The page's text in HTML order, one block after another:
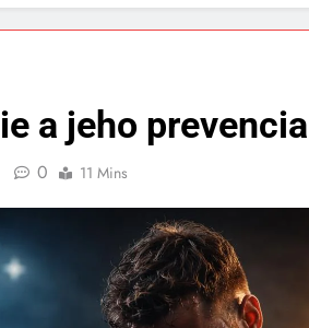
a jeho prevencia
0 11 Mins